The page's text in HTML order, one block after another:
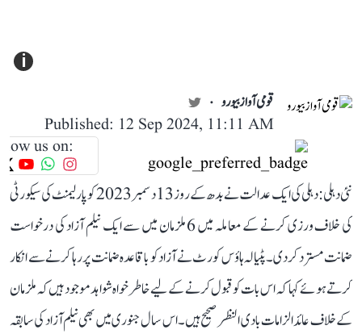
i
قومی آواز بیورو
Published: 12 Sep 2024, 11:11 AM
us on:
نئی دہلی: دہلی کی ایک عدالت نے بدھ کے روز 13 دسمبر 2023 کو پارلیمنٹ کی سیکورٹی
کی خلاف ورزی کرنے کے معاملہ میں 6 ملزمان میں سے ایک نیلم آزاد کی درخواست
ضمانت مسترد کر دی۔ پٹیالہ ہاؤس کورٹ نے آزاد کو باقاعدہ ضمانت پر رہا کرنے سے انکار
کرتے ہوئے کہا کہ اس بات کو قبول کرنے کے لیے خاطر خواہ شواہد موجود ہیں کہ ملزمان
کے خلاف عائد الزامات بادی النظر صحیح ہیں۔ اس سال جنوری میں بھی نیلم آزاد کی سابقہ